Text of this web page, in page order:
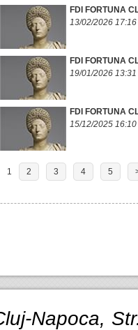
FDI FORTUNA
13/02/2026 17:16
FDI FORTUNA
19/01/2026 13:31
FDI FORTUNA
15/12/2025 16:10
1 2 3 4 5
Napoca,